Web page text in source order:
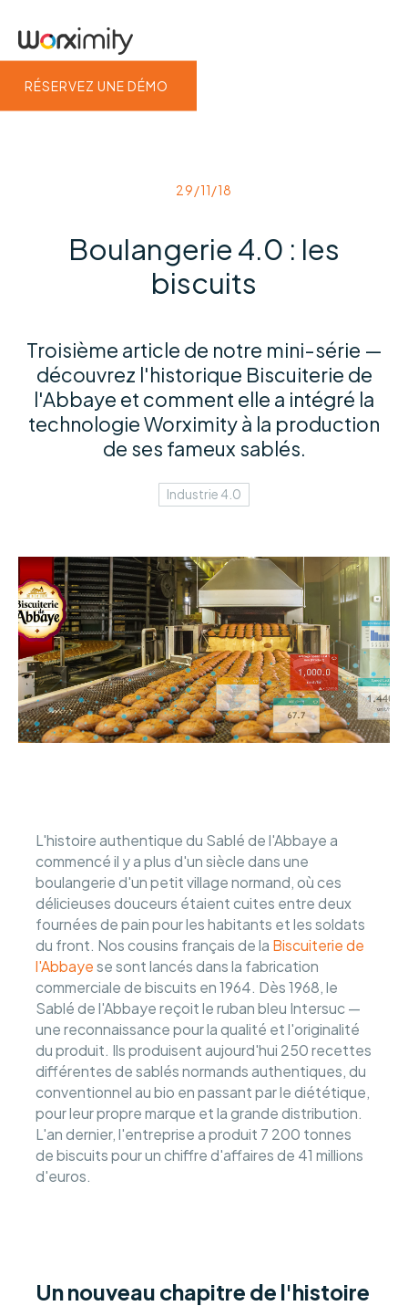
RÉSERVEZ UNE DÉMO
29/11/18
Boulangerie 4.0 : les
biscuits
Troisième article de notre mini-série —
découvrez l'historique Biscuiterie de
l'Abbaye et comment elle a intégré la
technologie Worximity à la production
de ses fameux sablés.
Industrie 4.0
L'histoire authentique du Sablé de l'Abbaye a
commencé il y a plus d'un siècle dans une
boulangerie d'un petit village normand, où ces
délicieuses douceurs étaient cuites entre deux
fournées de pain pour les habitants et les soldats
du front. Nos cousins français de la Biscuiterie de
l'Abbaye se sont lancés dans la fabrication
commerciale de biscuits en 1964. Dès 1968, le
Sablé de l'Abbaye reçoit le ruban bleu Intersuc —
une reconnaissance pour la qualité et l'originalité
du produit. Ils produisent aujourd'hui 250 recettes
différentes de sablés normands authentiques, du
conventionnel au bio en passant par le diététique,
pour leur propre marque et la grande distribution.
L'an dernier, l'entreprise a produit 7 200 tonnes
de biscuits pour un chiffre d'affaires de 41 millions
d'euros.
Un nouveau chapitre de l'histoire